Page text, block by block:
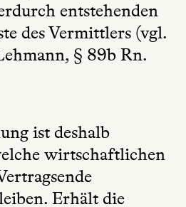
entstehenden
des Vermittlers (vgl.
§ 89b Rn.
ist deshalb
wirtschaftlichen
Erhält die